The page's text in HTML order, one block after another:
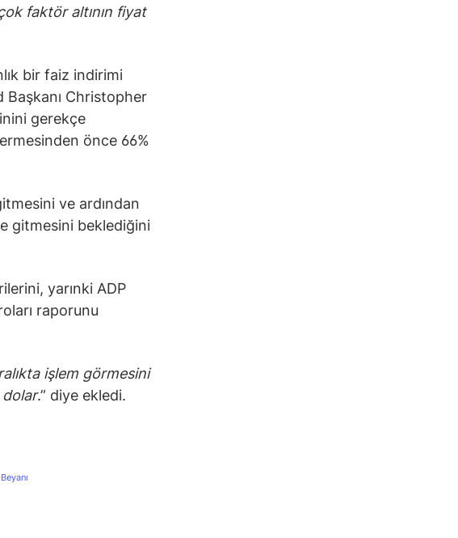
faktör altının fiyat
bir faiz indirimi
Başkanı Christopher
gerekçe
önce 66%
ve ardından
gitmesini beklediğini
yarınki ADP
raporunu
işlem görmesini
.” diye ekledi.